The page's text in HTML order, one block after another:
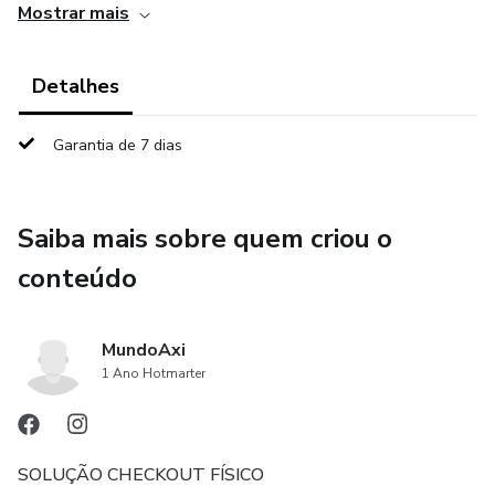
•Dragosine
•Activespheres
Ele é um queridinho, e você pode adquiri-lo aqui no Mundo
Axi.
# Modo de Uso
diariamente, 2x ao dia.
Mostrar mais
Detalhes
Garantia de 7 dias
Saiba mais sobre quem criou o
conteúdo
MundoAxi
1 Ano Hotmarter
SOLUÇÃO CHECKOUT FÍSICO